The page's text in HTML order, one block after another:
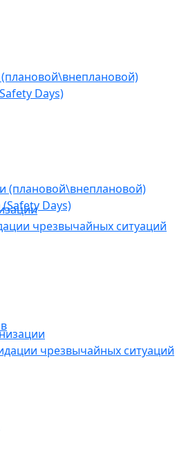
Days)
чрезвычайных ситуаций
(плановой\внеплановой)
Days)
чрезвычайных ситуаций